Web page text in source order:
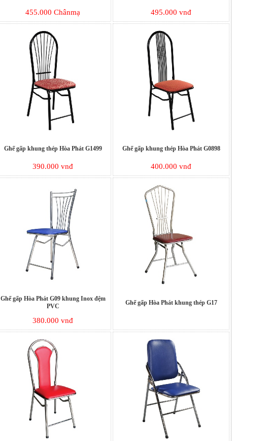
455.000 Chânmạ 495.000 vnđ
Ghế gấp khung thép Hòa Phát G1499
390.000 vnđ
Ghế gấp khung thép Hòa Phát G0898
400.000 vnđ
Ghế gấp Hòa Phát G09 khung Inox đệm
PVC
380.000 vnđ
Ghế gấp Hòa Phát khung thép G17